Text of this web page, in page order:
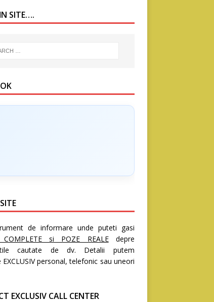
SITE….
de informare unde puteti gasi
COMPLETE si POZE REALEdepre
cautate de dv. Detalii putem
personal, telefonic sau uneori
EXCLUSIV CALL CENTER